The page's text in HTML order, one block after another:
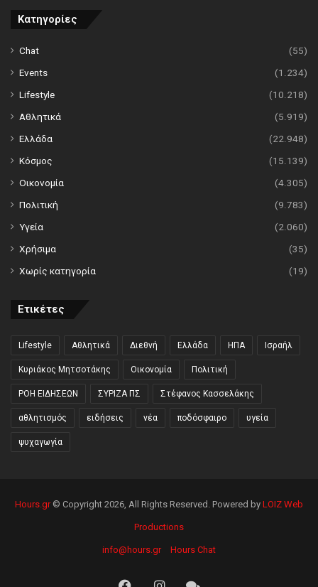
Κατηγορίες
Chat
(55)
Events
(1.234)
Lifestyle
(10.218)
Αθλητικά
(5.919)
Ελλάδα
(22.948)
Κόσμος
(15.139)
Οικονομία
(4.305)
Πολιτική
(9.783)
Υγεία
(2.060)
Χρήσιμα
(35)
Χωρίς κατηγορία
(19)
Ετικέτες
Lifestyle Αθλητικά Διεθνή Ελλάδα ΗΠΑ Ισραήλ
Κυριάκος Μητσοτάκης Οικονομία Πολιτική
ΡΟΗ ΕΙΔΗΣΕΩΝ ΣΥΡΙΖΑ ΠΣ Στέφανος Κασσελάκης
αθλητισμός ειδήσεις νέα ποδόσφαιρο υγεία
ψυχαγωγία
Hours.gr© Copyright 2026, All Rights Reserved. Powered by LOIZ Web
Productions
info@hours.gr Hours Chat